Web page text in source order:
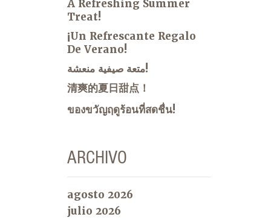
A Refreshing Summer
Treat!
¡Un Refrescante Regalo
De Verano!
متعة صيفية منعشة!
清爽的夏日甜点！
ของขวัญฤดูร้อนที่สดชื่น!
ARCHIVO
agosto 2026
julio 2026